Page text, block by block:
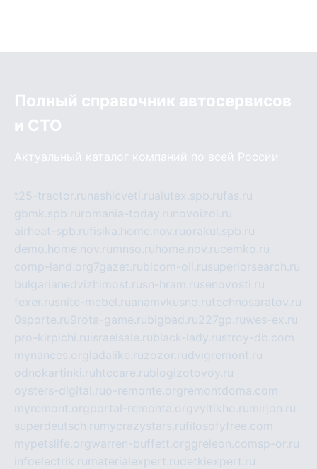
Полный справочник автосервисов
и СТО
Актуальный каталог компаний по всей России
t25-tractor.ru nashicveti.rualutex.spb.rufas.ru
gbmk.spb.ru romania-today.ru novoizol.ru
airheat-spb.rufisika.home.nov.ruorakul.spb.ru
demo.home.nov.ru mnso.ru home.nov.rucemko.ru
comp-land.org 7gazet.rubicom-oil.rusuperiorsearch.ru
bulgarianedvizhimost.rusn-hram.rusenovosti.ru
fexer.rusnite-mebel.ruanamvkusno.rutechnosaratov.ru
0sporte.ru9rota-game.rubigbad.ru227gp.ruwes-ex.ru
pro-kirpichi.ru israelsale.rublack-lady.rustroy-db.com
mynances.org ladalike.ruzozor.rudvigremont.ru
odnokartinki.ru htccare.rublogizotovoy.ru
oysters-digital.ruo-remonte.org remontdoma.com
myremont.org portal-remonta.orgvyitikho.ru mirjon.ru
superdeutsch.ru mycrazystars.rufilosofyfree.com
mypetslife.orgwarren-buffett.orggreleon.comsp-or.ru
infoelectrik.ru materialexpert.rudetkiexpert.ru